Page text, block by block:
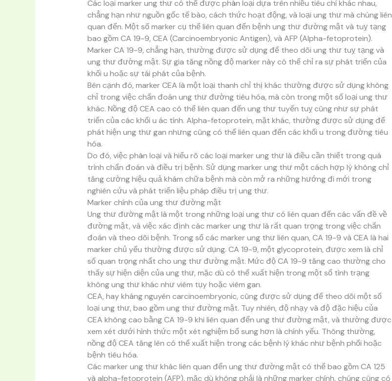
Các loại marker ung thư có thể được phân loại dựa trên nhiều tiêu chí khác nhau,
chẳng hạn như nguồn gốc tế bào, cách thức hoạt động, và loại ung thư mà chúng liên
quan đến. Một số marker cụ thể liên quan đến bệnh ung thư đường mật và tuỵ tạng
bao gồm CA 19-9, CEA (Carcinoembryonic Antigen), và AFP (Alpha-fetoprotein).
Marker CA 19-9, chẳng hạn, thường được sử dụng để theo dõi ung thư tuỵ tạng và
ung thư đường mật. Sự gia tăng nồng độ marker này có thể chỉ ra sự phát triển của
khối u hoặc sự tái phát của bệnh.
Bên cạnh đó, marker CEA là một loại thanh chỉ thị khác thường được sử dụng không
chỉ trong việc chẩn đoán ung thư đường tiêu hóa, mà còn trong một số loại ung thư
khác. Nồng độ CEA cao có thể liên quan đến ung thư tuyến tuỵ cũng như sự phát
triển của các khối u ác tính. Alpha-fetoprotein, mặt khác, thường được sử dụng để
phát hiện ung thư gan nhưng cũng có thể liên quan đến các khối u trong đường tiêu
hóa.
Do đó, việc phân loại và hiểu rõ các loại marker ung thư là điều cần thiết trong quá
trình chẩn đoán và điều trị bệnh. Sử dụng marker ung thư một cách hợp lý không chỉ
tăng cường hiệu quả khám chữa bệnh mà còn mở ra những hướng đi mới trong
nghiên cứu và phát triển liệu pháp điều trị ung thư.
Marker chính của ung thư đường mật
Ung thư đường mật là một trong những loại ung thư có liên quan đến các vấn đề về
đường mật, và việc xác định các marker ung thư là rất quan trọng trong việc chẩn
đoán và theo dõi bệnh. Trong số các marker ung thư liên quan, CA 19-9 và CEA là hai
marker chủ yếu thường được sử dụng. CA 19-9, một glycoprotein, được xem là chỉ
số quan trọng nhất cho ung thư đường mật. Mức độ CA 19-9 tăng cao thường cho
thấy sự hiện diện của ung thư, mặc dù có thể xuất hiện trong một số tình trạng
không ung thư khác như viêm tụy hoặc viêm gan.
CEA, hay kháng nguyên carcinoembryonic, cũng được sử dụng để theo dõi một số
loại ung thư, bao gồm ung thư đường mật. Tuy nhiên, độ nhạy và độ đặc hiệu của
CEA không cao bằng CA 19-9 khi liên quan đến ung thư đường mật, và thường được
xem xét dưới hình thức một xét nghiệm bổ sung hơn là chính yếu. Thông thường,
nồng độ CEA tăng lên có thể xuất hiện trong các bệnh lý khác như bệnh phổi hoặc
bệnh tiêu hóa.
Các marker ung thư khác liên quan đến ung thư đường mật có thể bao gồm CA 125
và alpha-fetoprotein (AFP), mặc dù không phải là những marker chính, chúng cũng có